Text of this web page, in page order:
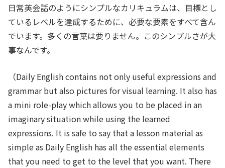
日常英会話のようにシンプルなカリキュラムは、目標とし
ているレベルを達成するために、必要な要素をすべて含ん
でいます。多くの言葉は要りません。このシンプルさが大
事なんです。
（Daily English contains not only useful expressions and
grammar but also pictures for visual learning. It also has
a mini role-play which allows you to be placed in an
imaginary situation while using the learned
expressions. It is safe to say that a lesson material as
simple as Daily English has all the essential elements
that you need to get to the level that you want. There